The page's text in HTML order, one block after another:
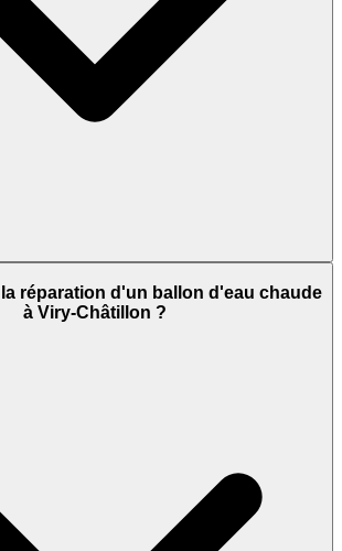
réparation d'un ballon d'eau chaude
à Viry-Châtillon ?